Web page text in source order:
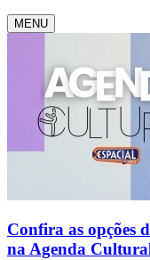
MENU
Confira as opções
na Agenda